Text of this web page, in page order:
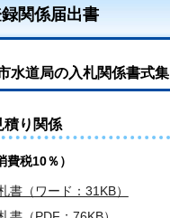
関係届出書
水道局の入札関係書式集
積り関係
費税10％）
書（ワード：31KB）